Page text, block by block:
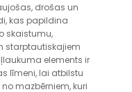
drošas un
kas papildina
skaistumu,
starptautiskajiem
elements ir
līmeni, lai atbilstu
mazbērniem, kuri